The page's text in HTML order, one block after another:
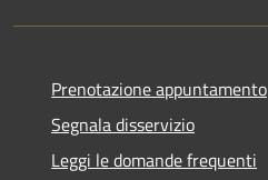
Prenotazione appuntamento
Segnala disservizio
Leggi le domande frequenti